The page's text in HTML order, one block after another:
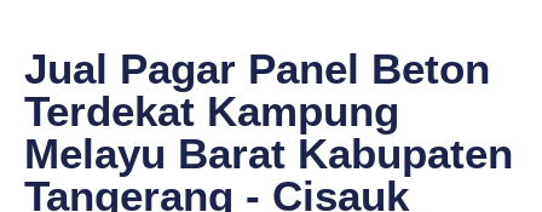
Jual Pagar Panel Beton
Terdekat Kampung
Melayu Barat Kabupaten
Tangerang - Cisauk